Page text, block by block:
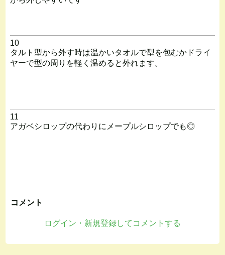
10
タルト型から外す時は温かいタオルで型を包むかドライ
ヤーで型の周りを軽く温めると外れます。
11
アガベシロップの代わりにメープルシロップでも◎
コメント
ログイン・新規登録してコメントする